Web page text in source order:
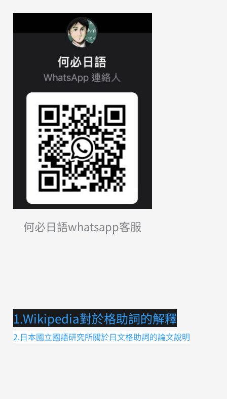
何必日語whatsapp客服
1.Wikipedia對於格助詞的解釋
2.日本國立國語研究所關於日文格助詞的論文說明